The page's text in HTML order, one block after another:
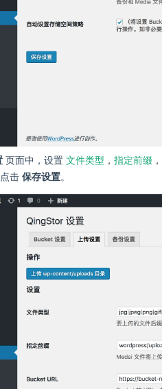
页面中，设置 文件类型 ， 指定前缀 ，
击 保存设置。